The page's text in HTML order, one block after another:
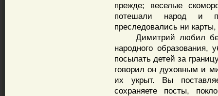
прежде; веселые
потешали народ и
преследовались ни
Димитрий любил
народного образования,
посылать детей за
говорил он духовным и
их укрыт. Вы
сохраняете посты,